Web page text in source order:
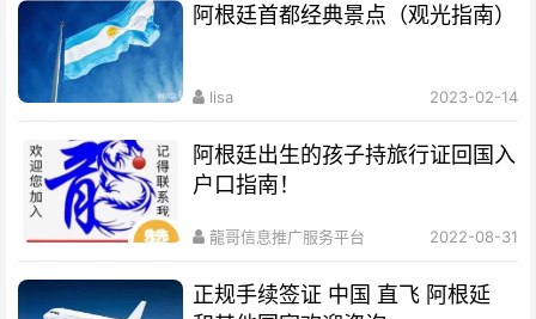
阿根廷首都经典景点（观光指南）
lisa 2023-02-14
阿根廷出生的孩子持旅行证回国入
户口指南！
龍哥信息推广服务平台 2022-08-31
正规手续签证 中国 直飞 阿根延